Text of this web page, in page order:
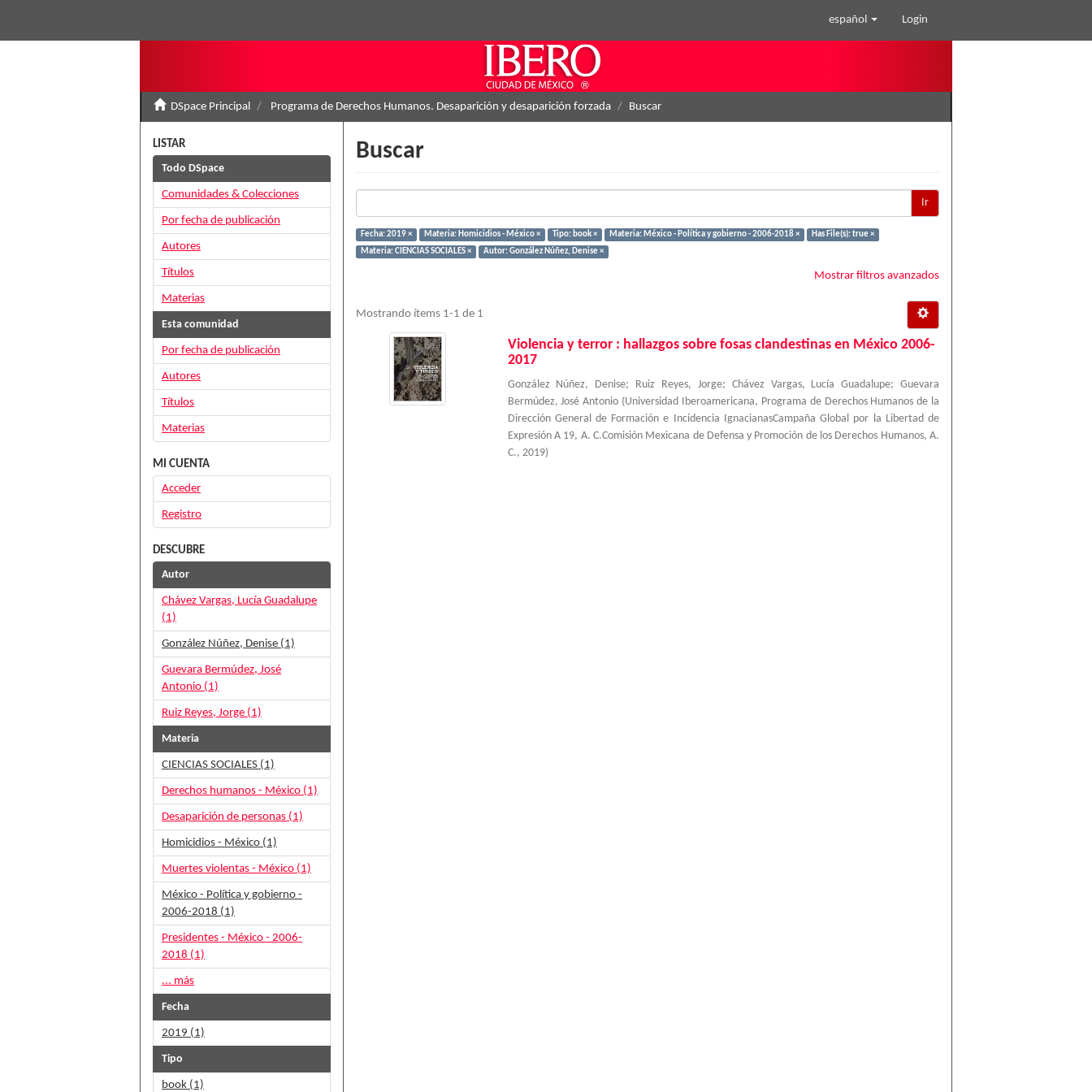
español Login
DSpace Principal Programa de Derechos Humanos. Desaparición y desaparición forzada Buscar
Buscar
Ir
Fecha: 2019 × Materia: Homicidios - México × Tipo: book × Materia: México - Política y gobierno - 2006-2018 ×
Has File(s): true ×
Materia: CIENCIAS SOCIALES ×
Autor: González Núñez, Denise ×
Mostrar filtros avanzados
Mostrando ítems 1-1 de 1
Violencia y terror : hallazgos sobre fosas clandestinas en México 2006-
2017
González Núñez, Denise; Ruiz Reyes, Jorge; Chávez Vargas, Lucía Guadalupe;Guevara
Bermúdez, José Antonio (Universidad Iberoamericana, Programa de Derechos Humanos de la
Dirección General de Formación e Incidencia IgnacianasCampaña Global por la Libertad de
Expresión A 19, A. C.Comisión Mexicana de Defensa y Promoción de los Derechos Humanos, A.
C., 2019)
LISTAR
Todo DSpace
Comunidades & Colecciones
Por fecha de publicación
Autores
Títulos
Materias
Esta comunidad
Por fecha de publicación
Autores
Títulos
Materias
MI CUENTA
Acceder
Registro
DESCUBRE
Autor
Chávez Vargas, Lucía Guadalupe
(1)
González Núñez, Denise (1)
Guevara Bermúdez, José
Antonio (1)
Ruiz Reyes, Jorge (1)
Materia
CIENCIAS SOCIALES (1)
Derechos humanos - México (1)
Desaparición de personas (1)
Homicidios - México (1)
Muertes violentas - México (1)
México - Política y gobierno -
2006-2018 (1)
Presidentes - México - 2006-
2018 (1)
... más
Fecha
2019 (1)
Tipo
book (1)